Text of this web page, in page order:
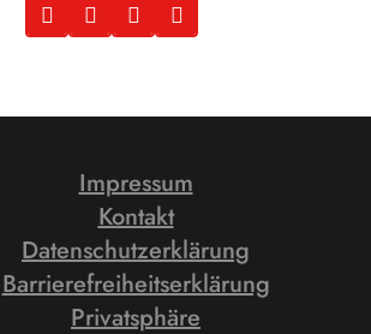
Impressum
Kontakt
Datenschutzerklärung
Barrierefreiheitserklärung
Privatsphäre